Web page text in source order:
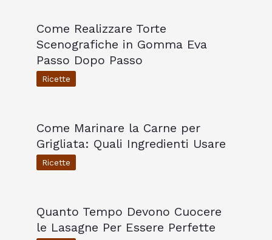
Come Realizzare Torte
Scenografiche in Gomma Eva
Passo Dopo Passo
Ricette
Come Marinare la Carne per
Grigliata: Quali Ingredienti Usare
Ricette
Quanto Tempo Devono Cuocere
le Lasagne Per Essere Perfette